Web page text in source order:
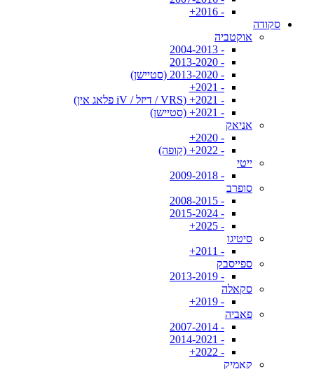
- 2016+
סקודה
אוקטביה
- 2004-2013
- 2013-2020
- 2013-2020 (סטיישן)
- 2021+
- 2021+ (VRS / דיזל / iV פלאג אין)
- 2021+ (סטיישן)
אניאק
- 2020+
- 2022+ (קופה)
ייטי
- 2009-2018
סופרב
- 2008-2015
- 2015-2024
- 2025+
סיטיגו
- 2011+
ספייסבק
- 2013-2019
סקאלה
- 2019+
פאביה
- 2007-2014
- 2014-2021
- 2022+
קאמיק